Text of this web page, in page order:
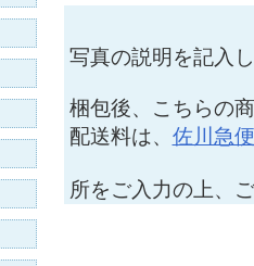
写真の説明を記入
梱包後、こちらの
配送料は、 佐川急
所をご入力の上、